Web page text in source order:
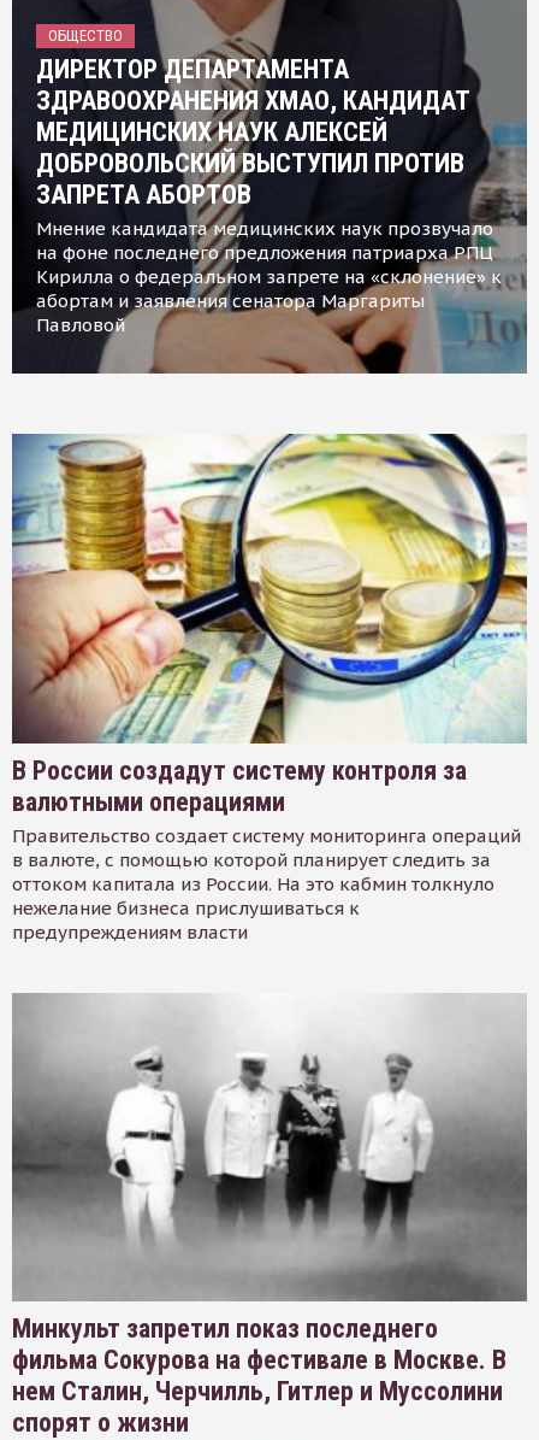
ОБЩЕСТВО
ДИРЕКТОР ДЕПАРТАМЕНТА
ЗДРАВООХРАНЕНИЯ ХМАО, КАНДИДАТ
МЕДИЦИНСКИХ НАУК АЛЕКСЕЙ
ДОБРОВОЛЬСКИЙ ВЫСТУПИЛ ПРОТИВ
ЗАПРЕТА АБОРТОВ
Мнение кандидата медицинских наук прозвучало
на фоне последнего предложения патриарха РПЦ
Кирилла о федеральном запрете на «склонение» к
абортам и заявления сенатора Маргариты
Павловой
В России создадут систему контроля за
валютными операциями
Правительство создает систему мониторинга операций
в валюте, с помощью которой планирует следить за
оттоком капитала из России. На это кабмин толкнуло
нежелание бизнеса прислушиваться к
предупреждениям власти
Минкульт запретил показ последнего
фильма Сокурова на фестивале в Москве. В
нем Сталин, Черчилль, Гитлер и Муссолини
спорят о жизни